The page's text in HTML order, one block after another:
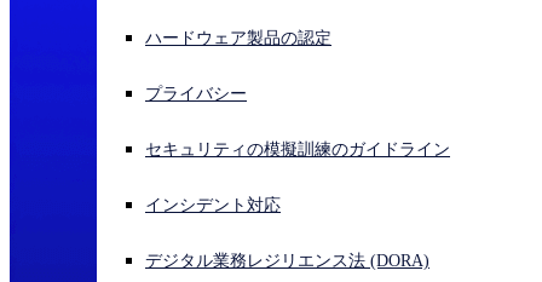
サイバー攻撃を受けている場合、連絡先はこちら
ハードウェア製品の認定
プライバシー
セキュリティの模擬訓練のガイドライン
インシデント対応
デジタル業務レジリエンス法 (DORA)